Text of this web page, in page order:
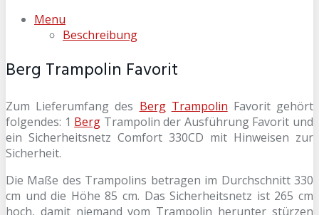
Menu
Beschreibung
Berg Trampolin Favorit
Zum Lieferumfang des Berg Trampolin Favorit gehört
folgendes: 1 Berg Trampolin der Ausführung Favorit und
ein Sicherheitsnetz Comfort 330CD mit Hinweisen zur
Sicherheit.
Die Maße des Trampolins betragen im Durchschnitt 330
cm und die Höhe 85 cm. Das Sicherheitsnetz ist 265 cm
hoch, damit niemand vom Trampolin herunter stürzen